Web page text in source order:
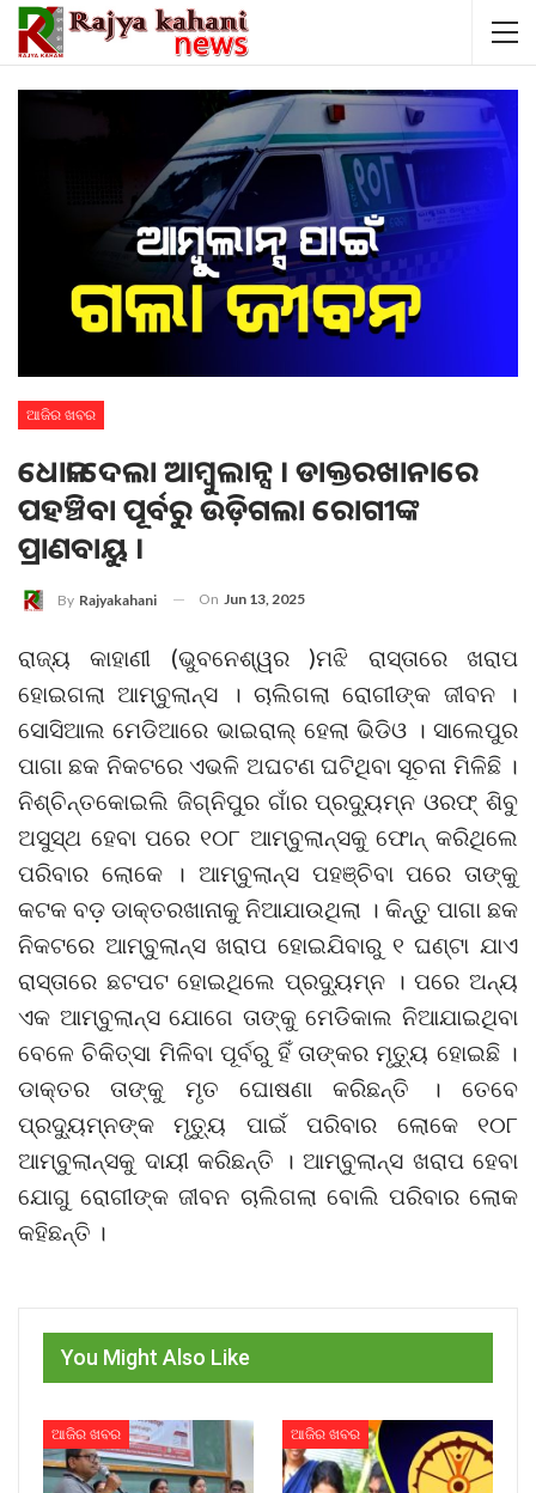
ଆଜିର ଖବର
ଧୋକା ଦେଲା ଆମ୍ବୁଲାନ୍ସ । ଡାକ୍ତରଖାନାରେ
ପହଞ୍ଚିବା ପୂର୍ବରୁ ଉଡ଼ିଗଲା ରୋଗୀଙ୍କ
ପ୍ରାଣବାୟୁ ।
By Rajyakahani On Jun 13, 2025
ରାଜ୍ୟ କାହାଣୀ (ଭୁବନେଶ୍ୱର )ମଝି ରାସ୍ତାରେ ଖରାପ
ହୋଇଗଲା ଆମ୍ବୁଲାନ୍ସ । ଚାଲିଗଲା ରୋଗୀଙ୍କ ଜୀବନ ।
ସୋସିଆଲ ମେଡିଆରେ ଭାଇରାଲ୍ ହେଲା ଭିଡିଓ । ସାଲେପୁର
ପାଗା ଛକ ନିକଟରେ ଏଭଳି ଅଘଟଣ ଘଟିଥିବା ସୂଚନା ମିଳିଛି ।
ନିଶ୍ଚିନ୍ତକୋଇଲି ଜିଗ୍ନିପୁର ଗାଁର ପ୍ରଦ୍ୟୁମ୍ନ ଓରଫ୍ ଶିବୁ
ଅସୁସ୍ଥ ହେବା ପରେ ୧୦୮ ଆମ୍ବୁଲାନ୍ସକୁ ଫୋନ୍‌ କରିଥିଲେ
ପରିବାର ଲୋକେ । ଆମ୍ବୁଲାନ୍ସ ପହଞ୍ଚିବା ପରେ ତାଙ୍କୁ
କଟକ ବଡ଼ ଡାକ୍ତରଖାନାକୁ ନିଆଯାଉଥିଲା । କିନ୍ତୁ ପାଗା ଛକ
ନିକଟରେ ଆମ୍ବୁଲାନ୍ସ ଖରାପ ହୋଇଯିବାରୁ ୧ ଘଣ୍ଟା ଯାଏ
ରାସ୍ତାରେ ଛଟପଟ ହୋଇଥିଲେ ପ୍ରଦ୍ୟୁମ୍ନ । ପରେ ଅନ୍ୟ
ଏକ ଆମ୍ବୁଲାନ୍ସ ଯୋଗେ ତାଙ୍କୁ ମେଡିକାଲ ନିଆଯାଇଥିବା
ବେଳେ ଚିକିତ୍ସା ମିଳିବା ପୂର୍ବରୁ ହିଁ ତାଙ୍କର ମୃତ୍ୟୁ ହୋଇଛି ।
ଡାକ୍ତର ତାଙ୍କୁ ମୃତ ଘୋଷଣା କରିଛନ୍ତି । ତେବେ
ପ୍ରଦ୍ୟୁମ୍ନଙ୍କ ମୃତ୍ୟୁ ପାଇଁ ପରିବାର ଲୋକେ ୧୦୮
ଆମ୍ବୁଲାନ୍ସକୁ ଦାୟୀ କରିଛନ୍ତି । ଆମ୍ବୁଲାନ୍ସ ଖରାପ ହେବା
ଯୋଗୁ ରୋଗୀଙ୍କ ଜୀବନ ଚାଲିଗଲା ବୋଲି ପରିବାର ଲୋକ
କହିଛନ୍ତି ।
You Might Also Like
ଆଜିର ଖବର ଆଜିର ଖବର